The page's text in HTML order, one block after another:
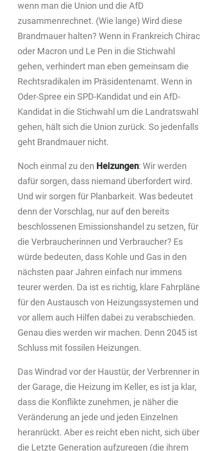
wenn man die Union und die AfD
zusammenrechnet. (Wie lange) Wird diese
Brandmauer halten? Wenn in Frankreich Chirac
oder Macron und Le Pen in die Stichwahl
gehen, verhindert man eben gemeinsam die
Rechtsradikalen im Präsidentenamt. Wenn in
Oder-Spree ein SPD-Kandidat und ein AfD-
Kandidat in die Stichwahl um die Landratswahl
gehen, hält sich die Union zurück. So jedenfalls
geht Brandmauer nicht.
Noch einmal zu den Heizungen: Wir werden
dafür sorgen, dass niemand überfordert wird.
Und wir sorgen für Planbarkeit. Was bedeutet
denn der Vorschlag, nur auf den bereits
beschlossenen Emissionshandel zu setzen, für
die Verbraucherinnen und Verbraucher? Es
würde bedeuten, dass Kohle und Gas in den
nächsten paar Jahren einfach nur immens
teurer werden. Da ist es richtig, klare Fahrpläne
für den Austausch von Heizungssystemen und
vor allem auch Hilfen dabei zu verabschieden.
Genau dies werden wir machen. Denn 2045 ist
Schluss mit fossilen Heizungen.
Das Windrad vor der Haustür, der Verbrenner in
der Garage, die Heizung im Keller, es ist ja klar,
dass die Konflikte zunehmen, je näher die
Veränderung an jede und jeden Einzelnen
heranrückt. Aber es reicht eben nicht, sich über
die Letzte Generation aufzuregen (die ihrem